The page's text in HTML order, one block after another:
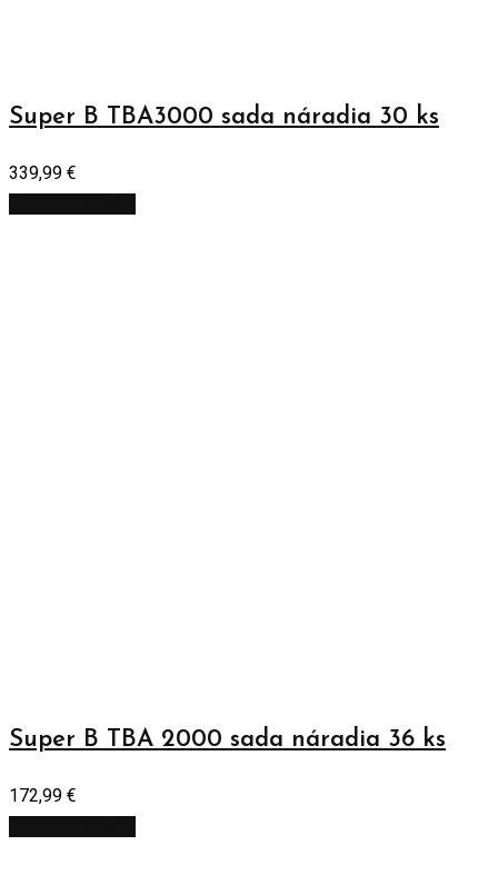
Super B TBA3000 sada náradia 30 ks
339,99 €
Super B TBA 2000 sada náradia 36 ks
172,99 €